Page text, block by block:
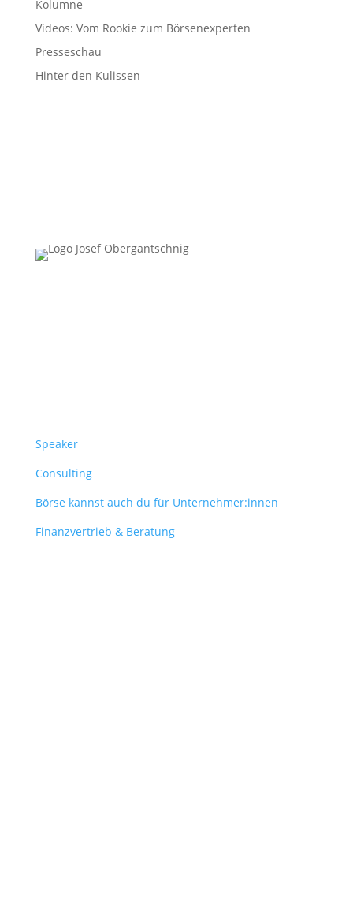
Kolumne
Videos: Vom Rookie zum Börsenexperten
Presseschau
Hinter den Kulissen
Speaker
Consulting
Börse kannst auch du für Unternehmer:innen
Finanzvertrieb & Beratung